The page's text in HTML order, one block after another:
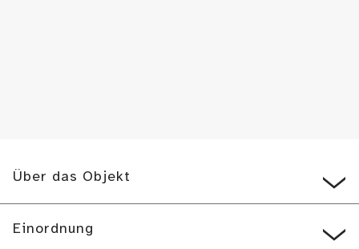
Über das Objekt
Einordnung